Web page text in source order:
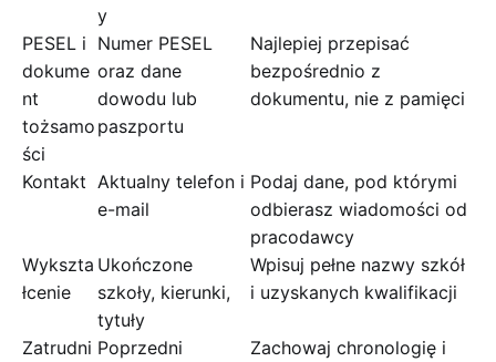
y
PESEL i
dokume
nt
tożsamo
ści
Numer PESEL
oraz dane
dowodu lub
paszportu
Najlepiej przepisać
bezpośrednio z
dokumentu, nie z pamięci
Kontakt Aktualny telefon i
e-mail
Podaj dane, pod którymi
odbierasz wiadomości od
pracodawcy
Wykszta
łcenie
Ukończone
szkoły, kierunki,
tytuły
Wpisuj pełne nazwy szkół
i uzyskanych kwalifikacji
Zatrudni Poprzedni
Zachowaj chronologię i